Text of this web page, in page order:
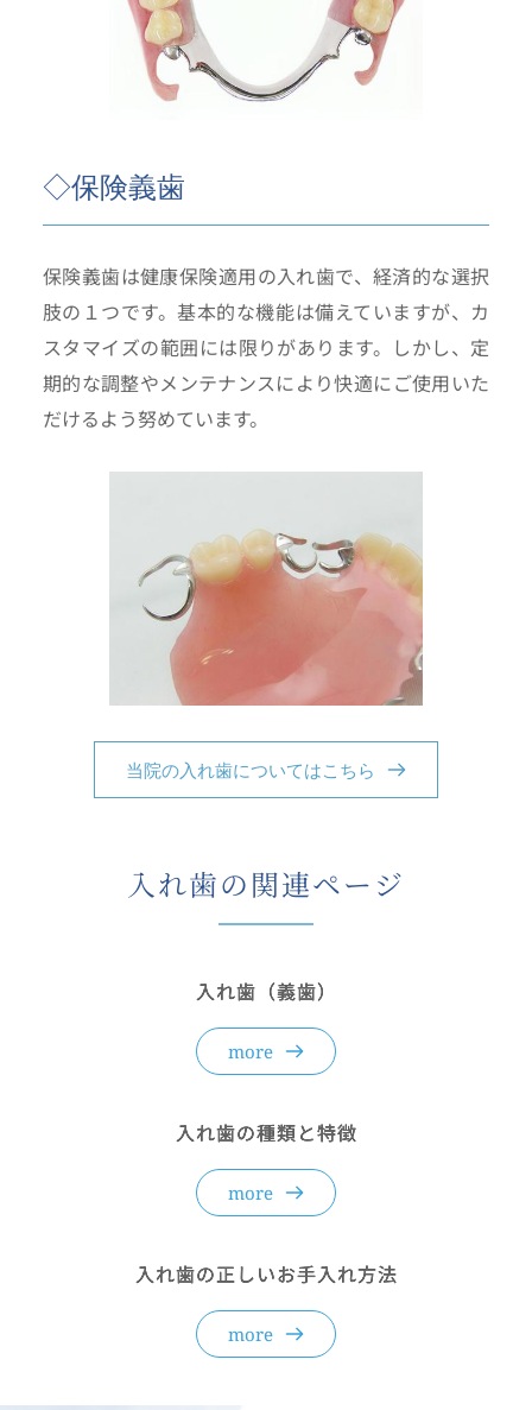
◇保険義歯
保険義歯は健康保険適用の入れ歯で、経済的な選択
肢の１つです。基本的な機能は備えていますが、カ
スタマイズの範囲には限りがあります。しかし、定
期的な調整やメンテナンスにより快適にご使用いた
だけるよう努めています。
当院の入れ歯についてはこちら
入れ歯の関連ページ
入れ歯（義歯）
more
入れ歯の種類と特徴
more
入れ歯の正しいお手入れ方法
more